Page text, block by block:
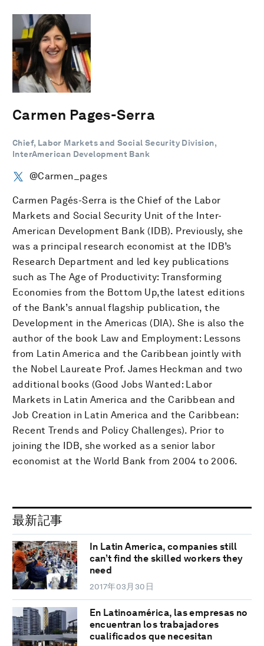
Carmen Pages-Serra
Chief, Labor Markets and Social Security Division,
InterAmerican Development Bank
@Carmen_pages
Carmen Pagés-Serra is the Chief of the Labor
Markets and Social Security Unit of the Inter-
American Development Bank (IDB). Previously, she
was a principal research economist at the IDB’s
Research Department and led key publications
such as The Age of Productivity: Transforming
Economies from the Bottom Up,the latest editions
of the Bank’s annual flagship publication, the
Development in the Americas (DIA). She is also the
author of the book Law and Employment: Lessons
from Latin America and the Caribbean jointly with
the Nobel Laureate Prof. James Heckman and two
additional books (Good Jobs Wanted: Labor
Markets in Latin America and the Caribbean and
Job Creation in Latin America and the Caribbean:
Recent Trends and Policy Challenges). Prior to
joining the IDB, she worked as a senior labor
economist at the World Bank from 2004 to 2006.
最新記事
In Latin America, companies still
can’t find the skilled workers they
need
2017年03月30日
En Latinoamérica, las empresas no
encuentran los trabajadores
cualificados que necesitan